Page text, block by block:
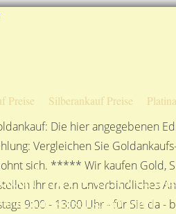
Preise Silberankauf Preise
Die hier angegebenen
Vergleichen Sie
sich. ***** Wir kaufen Gold,
Ihnen ein unverbindliches
9:00 - 13:00 Uhr - für Sie
per
mbH